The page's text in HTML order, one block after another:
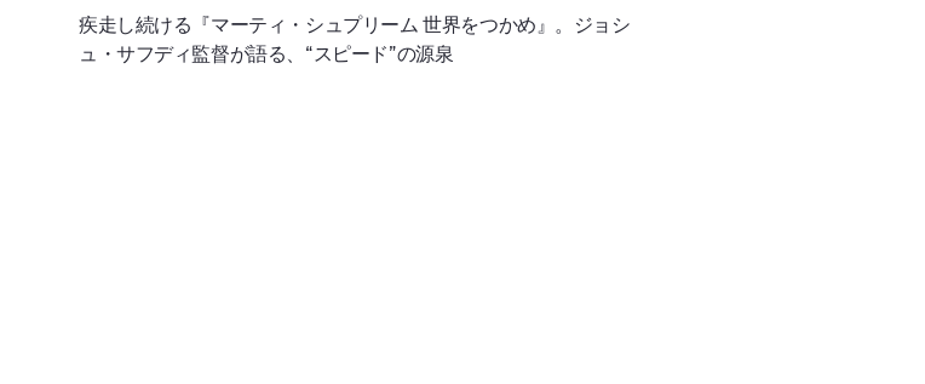
疾走し続ける『マーティ・シュプリーム 世界をつかめ』。ジョシ
ュ・サフディ監督が語る、“スピード”の源泉